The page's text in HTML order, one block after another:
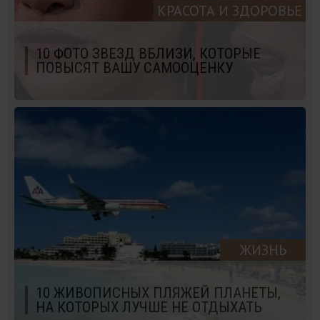
КРАСОТА И ЗДОРОВЬЕ
10 ФОТО ЗВЕЗД ВБЛИЗИ, КОТОРЫЕ
ПОВЫСЯТ ВАШУ САМООЦЕНКУ
ЖИЗНЬ
10 ЖИВОПИСНЫХ ПЛЯЖЕЙ ПЛАНЕТЫ,
НА КОТОРЫХ ЛУЧШЕ НЕ ОТДЫХАТЬ